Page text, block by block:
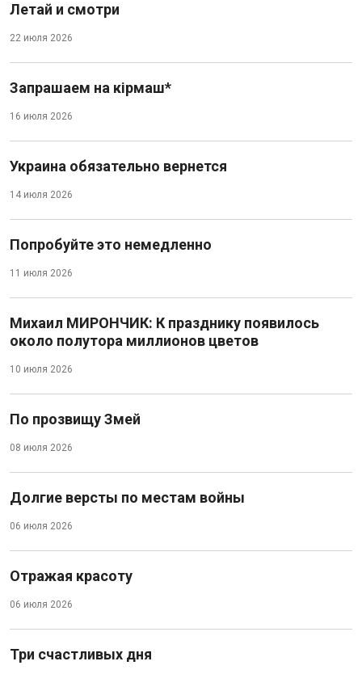
Летай и смотри
22 июля 2026
Запрашаем на кірмаш*
16 июля 2026
Украина обязательно вернется
14 июля 2026
Попробуйте это немедленно
11 июля 2026
Михаил МИРОНЧИК: К празднику появилось
около полутора миллионов цветов
10 июля 2026
По прозвищу Змей
08 июля 2026
Долгие версты по местам войны
06 июля 2026
Отражая красоту
06 июля 2026
Три счастливых дня